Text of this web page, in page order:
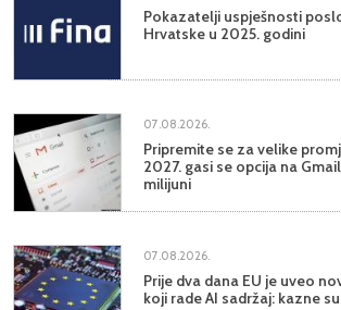
Pokazatelji uspješnosti
Hrvatske u 2025. godini
07.08.2026.
Pripremite se za velike
2027. gasi se opcija na
milijuni
07.08.2026.
Prije dva dana EU je uveo
koji rade AI sadržaj: kazne